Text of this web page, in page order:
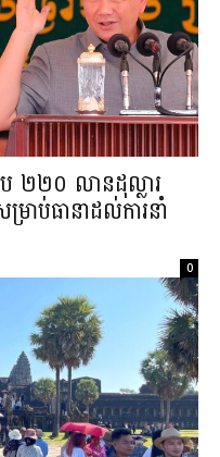
ប ២២០ លានដុល្លារ
ាប់ធានាដល់ការនាំ
0